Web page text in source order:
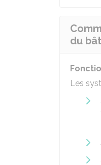
du
Les